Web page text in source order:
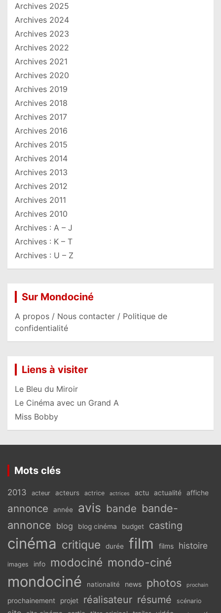
Archives 2025
Archives 2024
Archives 2023
Archives 2022
Archives 2021
Archives 2020
Archives 2019
Archives 2018
Archives 2017
Archives 2016
Archives 2015
Archives 2014
Archives 2013
Archives 2012
Archives 2011
Archives 2010
Archives : A – J
Archives : K – T
Archives : U – Z
Sur Mondociné
A propos / Nous contacter / Politique de
confidentialité
Liens à visiter
Le Bleu du Miroir
Le Cinéma avec un Grand A
Miss Bobby
Mots clés
2013 acteur acteurs actrice actrices actu actualité affiche
annonce année avis bande bande-
annonce blog blog cinéma budget casting
cinéma critique durée film films histoire
images info modociné mondo-ciné
mondociné nationalité news photos prochain
prochainement projet réalisateur résumé scénario